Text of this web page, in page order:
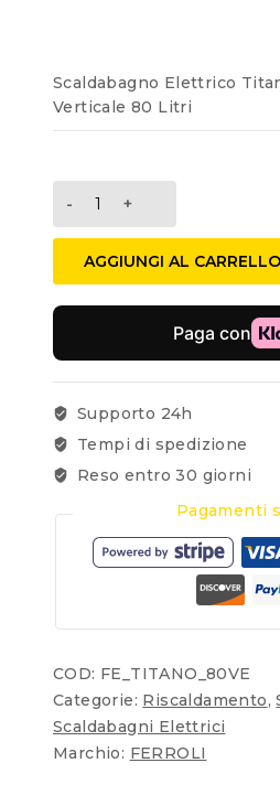
Scaldabagno Elettrico
Verticale 80 Litri
AGGIUNGI AL CARRELLO
Supporto 24h
Tempi di spedizione
Reso entro 30 giorni
Pagamenti
COD: FE_TITANO_80VE
Categorie: Riscaldamento,
Scaldabagni Elettrici
Marchio: FERROLI